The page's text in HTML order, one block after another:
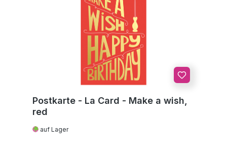
Postkarte - La Card - Make a wish,
red
auf Lager